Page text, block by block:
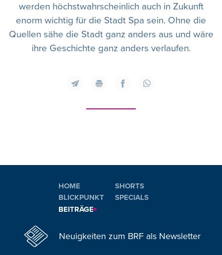
werden höchstwahrscheinlich auch in Zukunft
enorm wichtig für die Stadt Spa sein. Ohne die
Quellen sähe die Stadt ganz anders aus und wäre
ihre Geschichte ganz anders verlaufen.
HOME
BLICKPUNKT
BEITRÄGE
SHORTS
SPECIALS
Neuigkeiten zum BRF als Newsletter